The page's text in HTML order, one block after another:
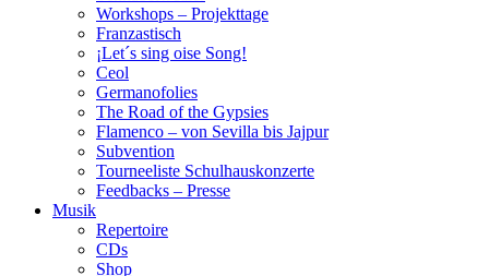
Workshops – Projekttage
Franzastisch
¡Let´s sing oise Song!
Ceol
Germanofolies
The Road of the Gypsies
Flamenco – von Sevilla bis Jajpur
Subvention
Tourneeliste Schulhauskonzerte
Feedbacks – Presse
Musik
Repertoire
CDs
Shop